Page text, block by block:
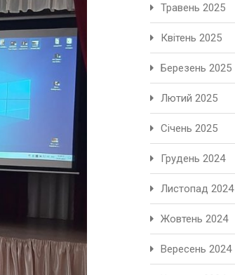
Травень 2025
Квітень 2025
Березень 2025
Лютий 2025
Січень 2025
Грудень 2024
Листопад 2024
Жовтень 2024
Вересень 2024